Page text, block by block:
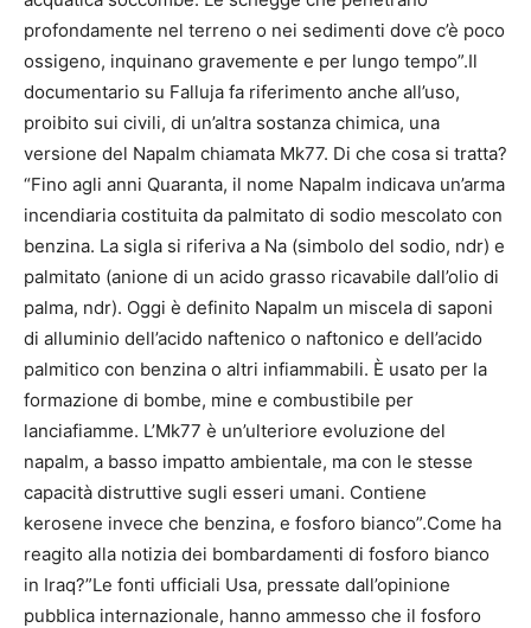
profondamente nel terreno o nei sedimenti dove c’è poco
ossigeno, inquinano gravemente e per lungo tempo”.Il
documentario su Falluja fa riferimento anche all’uso,
proibito sui civili, di un’altra sostanza chimica, una
versione del Napalm chiamata Mk77. Di che cosa si tratta?
“Fino agli anni Quaranta, il nome Napalm indicava un’arma
incendiaria costituita da palmitato di sodio mescolato con
benzina. La sigla si riferiva a Na (simbolo del sodio, ndr) e
palmitato (anione di un acido grasso ricavabile dall’olio di
palma, ndr). Oggi è definito Napalm un miscela di saponi
di alluminio dell’acido naftenico o naftonico e dell’acido
palmitico con benzina o altri infiammabili. È usato per la
formazione di bombe, mine e combustibile per
lanciafiamme. L’Mk77 è un’ulteriore evoluzione del
napalm, a basso impatto ambientale, ma con le stesse
capacità distruttive sugli esseri umani. Contiene
kerosene invece che benzina, e fosforo bianco”.Come ha
reagito alla notizia dei bombardamenti di fosforo bianco
in Iraq?”Le fonti ufficiali Usa, pressate dall’opinione
pubblica internazionale, hanno ammesso che il fosforo